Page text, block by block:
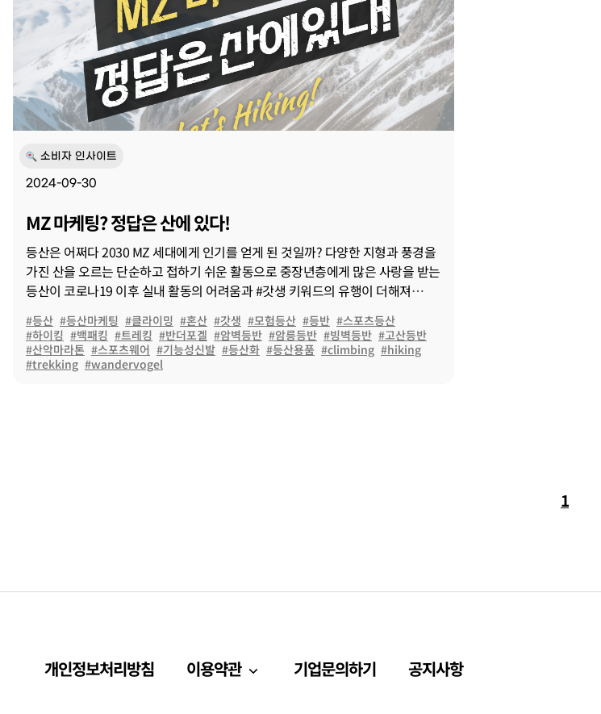
소비자 인사이트
2024-09-30
MZ 마케팅? 정답은 산에 있다!
등산은 어쩌다 2030 MZ 세대에게 인기를 얻게 된 것일까? 다양한 지형과 풍경을
가진 산을 오르는 단순하고 접하기 쉬운 활동으로 중장년층에게 많은 사랑을 받는
등산이 코로나19 이후 실내 활동의 어려움과 #갓생 키워드의 유행이 더해져
#등산 #등산마케팅 #클라이밍 #혼산 #갓생 #모험등산 #등반 #스포츠등산
#하이킹 #백패킹 #트레킹 #반더포겔 #암벽등반 #암릉등반 #빙벽등반 #고산등반
#산악마라톤 #스포츠웨어 #기능성신발 #등산화 #등산용품 #climbing #hiking
#trekking #wandervogel
1
개인정보처리방침 이용약관 기업문의하기 공지사항